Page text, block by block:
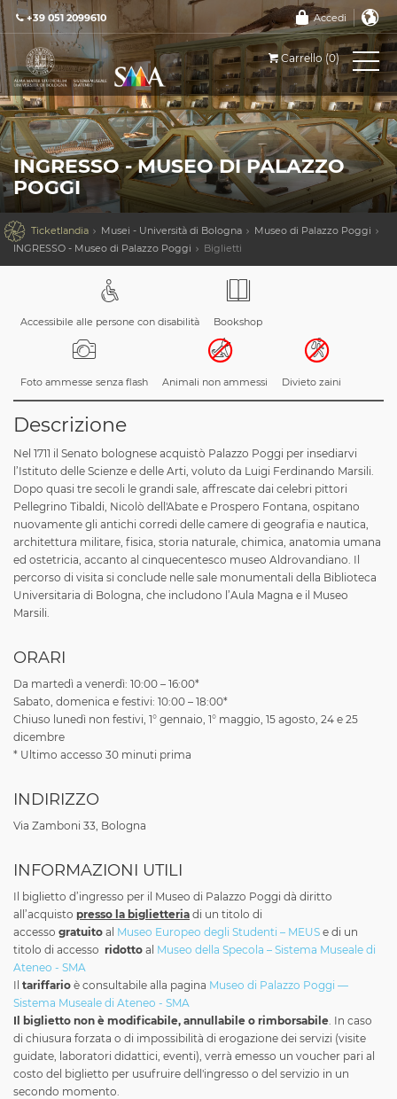
+39 051 2099610 Accedi
Carrello (0)
INGRESSO - MUSEO DI PALAZZO
POGGI
 Ticketlandia Musei - Università di Bologna
Museo di Palazzo Poggi
INGRESSO - Museo di Palazzo Poggi
Biglietti
Accessibile alle persone con disabilità Bookshop
Foto ammesse senza flash Animali non ammessi Divieto zaini
Descrizione
Nel 1711 il Senato bolognese acquistò Palazzo Poggi per insediarvi
l’Istituto delle Scienze e delle Arti, voluto da Luigi Ferdinando Marsili.
Dopo quasi tre secoli le grandi sale, affrescate dai celebri pittori
Pellegrino Tibaldi, Nicolò dell'Abate e Prospero Fontana, ospitano
nuovamente gli antichi corredi delle camere di geografia e nautica,
architettura militare, fisica, storia naturale, chimica, anatomia umana
ed ostetricia, accanto al cinquecentesco museo Aldrovandiano. Il
percorso di visita si conclude nelle sale monumentali della Biblioteca
Universitaria di Bologna, che includono l’Aula Magna e il Museo
Marsili.
ORARI
Da martedì a venerdì: 10:00 – 16:00*
Sabato, domenica e festivi: 10:00 – 18:00*
Chiuso lunedì non festivi, 1° gennaio, 1° maggio, 15 agosto, 24 e 25
dicembre
* Ultimo accesso 30 minuti prima
INDIRIZZO
Via Zamboni 33, Bologna
INFORMAZIONI UTILI
Il biglietto d’ingresso per il Museo di Palazzo Poggi dà diritto
all’acquisto presso la biglietteria di un titolo di
accesso gratuito al Museo Europeo degli Studenti – MEUS e di un
titolo di accesso ridotto al Museo della Specola – Sistema Museale di
Ateneo - SMA
Il tariffario è consultabile alla pagina Museo di Palazzo Poggi —
Sistema Museale di Ateneo - SMA
Il biglietto non è modificabile, annullabile o rimborsabile. In caso
di chiusura forzata o di impossibilità di erogazione dei servizi (visite
guidate, laboratori didattici, eventi), verrà emesso un voucher pari al
costo del biglietto per usufruire dell'ingresso o del servizio in un
secondo momento.